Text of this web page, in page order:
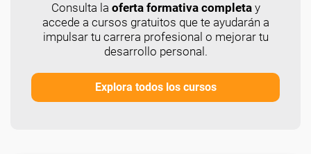
Consulta la oferta formativa completay
accede a cursos gratuitos que te ayudarán a
impulsar tu carrera profesional o mejorar tu
desarrollo personal.
Explora todos los cursos